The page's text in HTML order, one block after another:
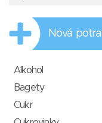
Nová
Alkohol
Bagety
Cukr